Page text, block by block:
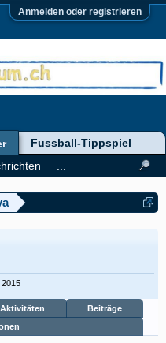
Anmelden oder registrieren
2015
Beiträge
Fussball-Tippspiel